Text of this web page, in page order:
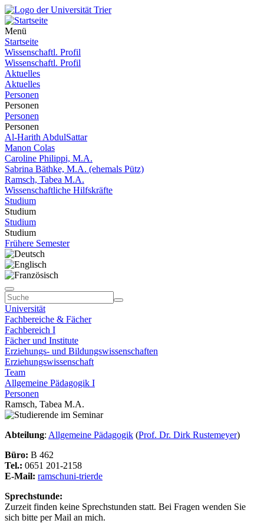
Menü
Startseite
Wissenschaftl. Profil
Wissenschaftl. Profil
Aktuelles
Aktuelles
Personen
Personen
Personen
Personen
Al-Harith AbdulSattar
Manon Colas
Caroline Philippi, M.A.
Sabrina Bäthke, M.A. (ehemals Pütz)
Ramsch, Tabea M.A.
Wissenschaftliche Hilfskräfte
Studium
Studium
Studium
Studium
Frühere Semester
Universität
Fachbereiche & Fächer
Fachbereich I
Fächer und Institute
Erziehungs- und Bildungswissenschaften
Erziehungswissenschaft
Team
Allgemeine Pädagogik I
Personen
Ramsch, Tabea M.A.
Abteilung: Allgemeine Pädagogik (Prof. Dr. Dirk Rustemeyer)
Büro: B 462
Tel.: 0651 201-2158
E-Mail: ramschuni-trierde
Sprechstunde:
Zurzeit finden keine Sprechstunden statt. Bei Fragen wenden Sie
sich bitte per Mail an mich.